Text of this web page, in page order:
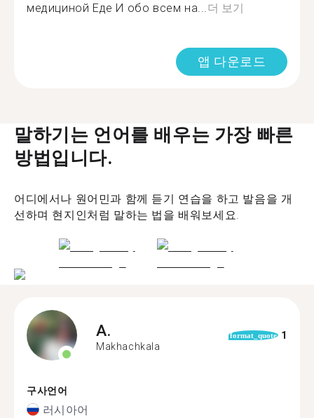
медициной Еде И обо всем на... 더 보기
앱 다운로드
말하기는 언어를 배우는 가장 빠른
방법입니다.
어디에서나 원어민과 함께 듣기 연습을 하고 발음을 개
선하며 현지인처럼 말하는 법을 배워보세요.
A.
Makhachkala
format_quote 1
구사언어
러시아어